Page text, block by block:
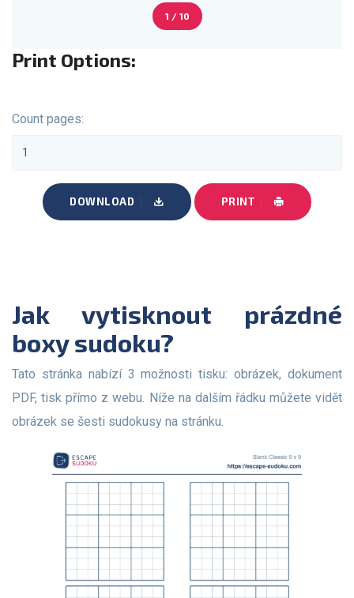
1 / 10
Print Options:
Count pages:
DOWNLOAD PRINT
Jak vytisknout prázdné
boxy sudoku?
Tato stránka nabízí 3 možnosti tisku: obrázek, dokument
PDF, tisk přímo z webu. Níže na dalším řádku můžete vidět
obrázek se šesti sudokusy na stránku.